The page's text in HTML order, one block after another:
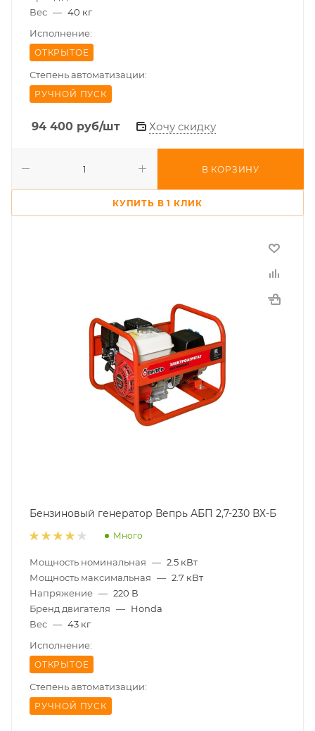
Вес — 40 кг
Исполнение:
ОТКРЫТОЕ
Степень автоматизации:
РУЧНОЙ ПУСК
94 400 руб/шт Хочу скидку
В КОРЗИНУ
КУПИТЬ В 1 КЛИК
Бензиновый генератор Вепрь АБП 2,7-230 ВХ-Б
Много
Мощность номинальная — 2.5 кВт
Мощность максимальная — 2.7 кВт
Напряжение — 220 В
Бренд двигателя — Honda
Вес — 43 кг
Исполнение:
ОТКРЫТОЕ
Степень автоматизации:
РУЧНОЙ ПУСК